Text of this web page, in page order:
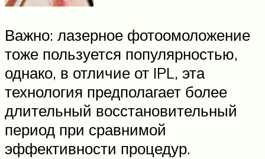
Важно: лазерное фотоомоложение
тоже пользуется популярностью,
однако, в отличие от IPL, эта
технология предполагает более
длительный восстановительный
период при сравнимой
эффективности процедур.